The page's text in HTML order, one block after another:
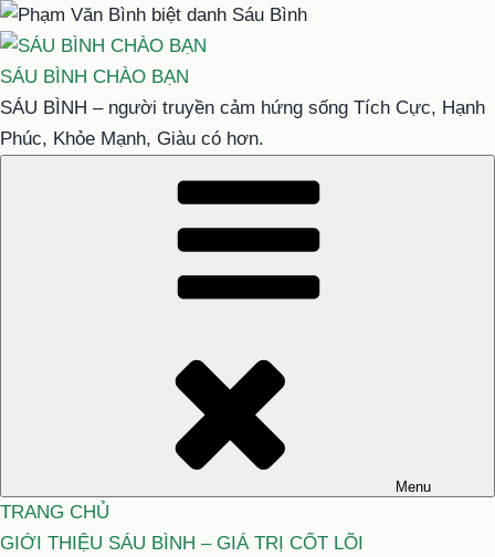
Chuyển
đến
phần
nội
dung
SÁU BÌNH CHÀO BẠN
SÁU BÌNH – người truyền cảm hứng sống Tích Cực, Hạnh
Phúc, Khỏe Mạnh, Giàu có hơn.
Menu
TRANG CHỦ
GIỚI THIỆU SÁU BÌNH – GIÁ TRỊ CỐT LÕI